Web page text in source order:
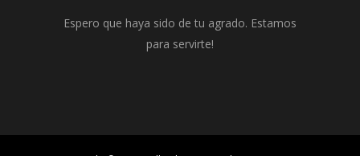
Espero que haya sido de tu agrado. Estamos
para servirte!